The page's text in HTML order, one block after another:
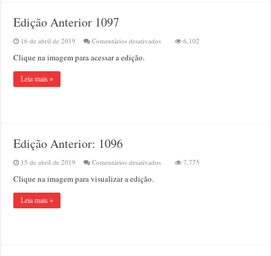
Edição Anterior 1097
16 de abril de 2019 Comentários desativadosem
6,102
Clique na imagem para acessar a edição.
Leia mais »
Edição Anterior: 1096
15 de abril de 2019 Comentários desativadosem
7,775
Clique na imagem para visualizar a edição.
Leia mais »